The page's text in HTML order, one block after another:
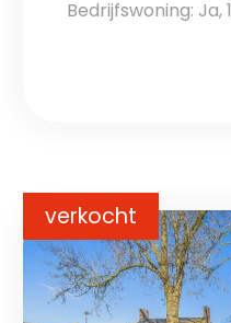
Bedrijfswoning: Ja, 1
verkocht